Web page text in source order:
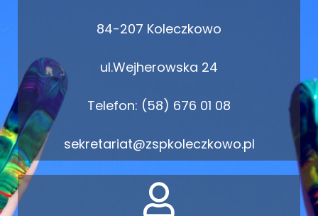
84-207 Koleczkowo
ul.Wejherowska 24
Telefon: (58) 676 01 08
sekretariat@zspkoleczkowo.pl